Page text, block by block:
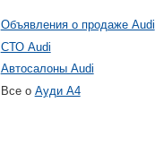
Объявления о продаже Audi
СТО Audi
Автосалоны Audi
Все о Ауди А4